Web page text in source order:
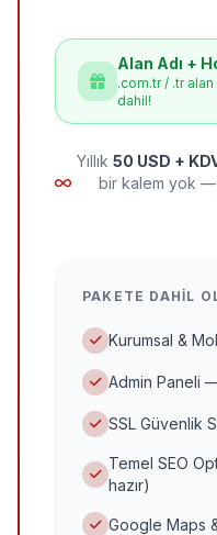
Alan Adı +
.com.tr / .tr alan
dahil!
Yıllık 50 USD +
bir kalem yok —
PAKETE DAHIL
Kurumsal &
Admin Paneli
SSL Güvenlik
Temel SEO
hazır)
Google Maps